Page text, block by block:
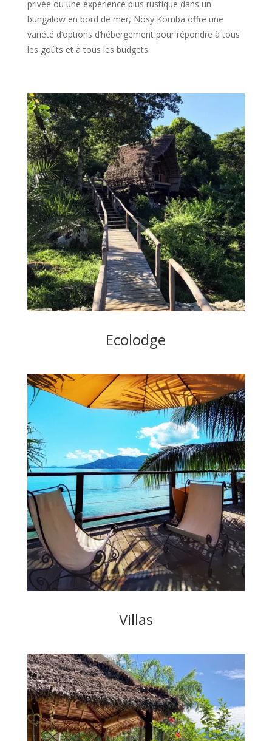
privée ou une expérience plus rustique dans un
bungalow en bord de mer, Nosy Komba offre une
variété d’options d’hébergement pour répondre à tous
les goûts et à tous les budgets.
Ecolodge
Villas